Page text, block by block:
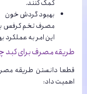
کمک کنند.
بهبود گردش خون
مصرف تخم کرفس
این امر به عملکرد
طریقه مصرف برای کبد
قطعا دانستن طریقه
اهمیت داد: